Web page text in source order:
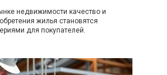
недвижимости качество и
жилья становятся
для покупателей.